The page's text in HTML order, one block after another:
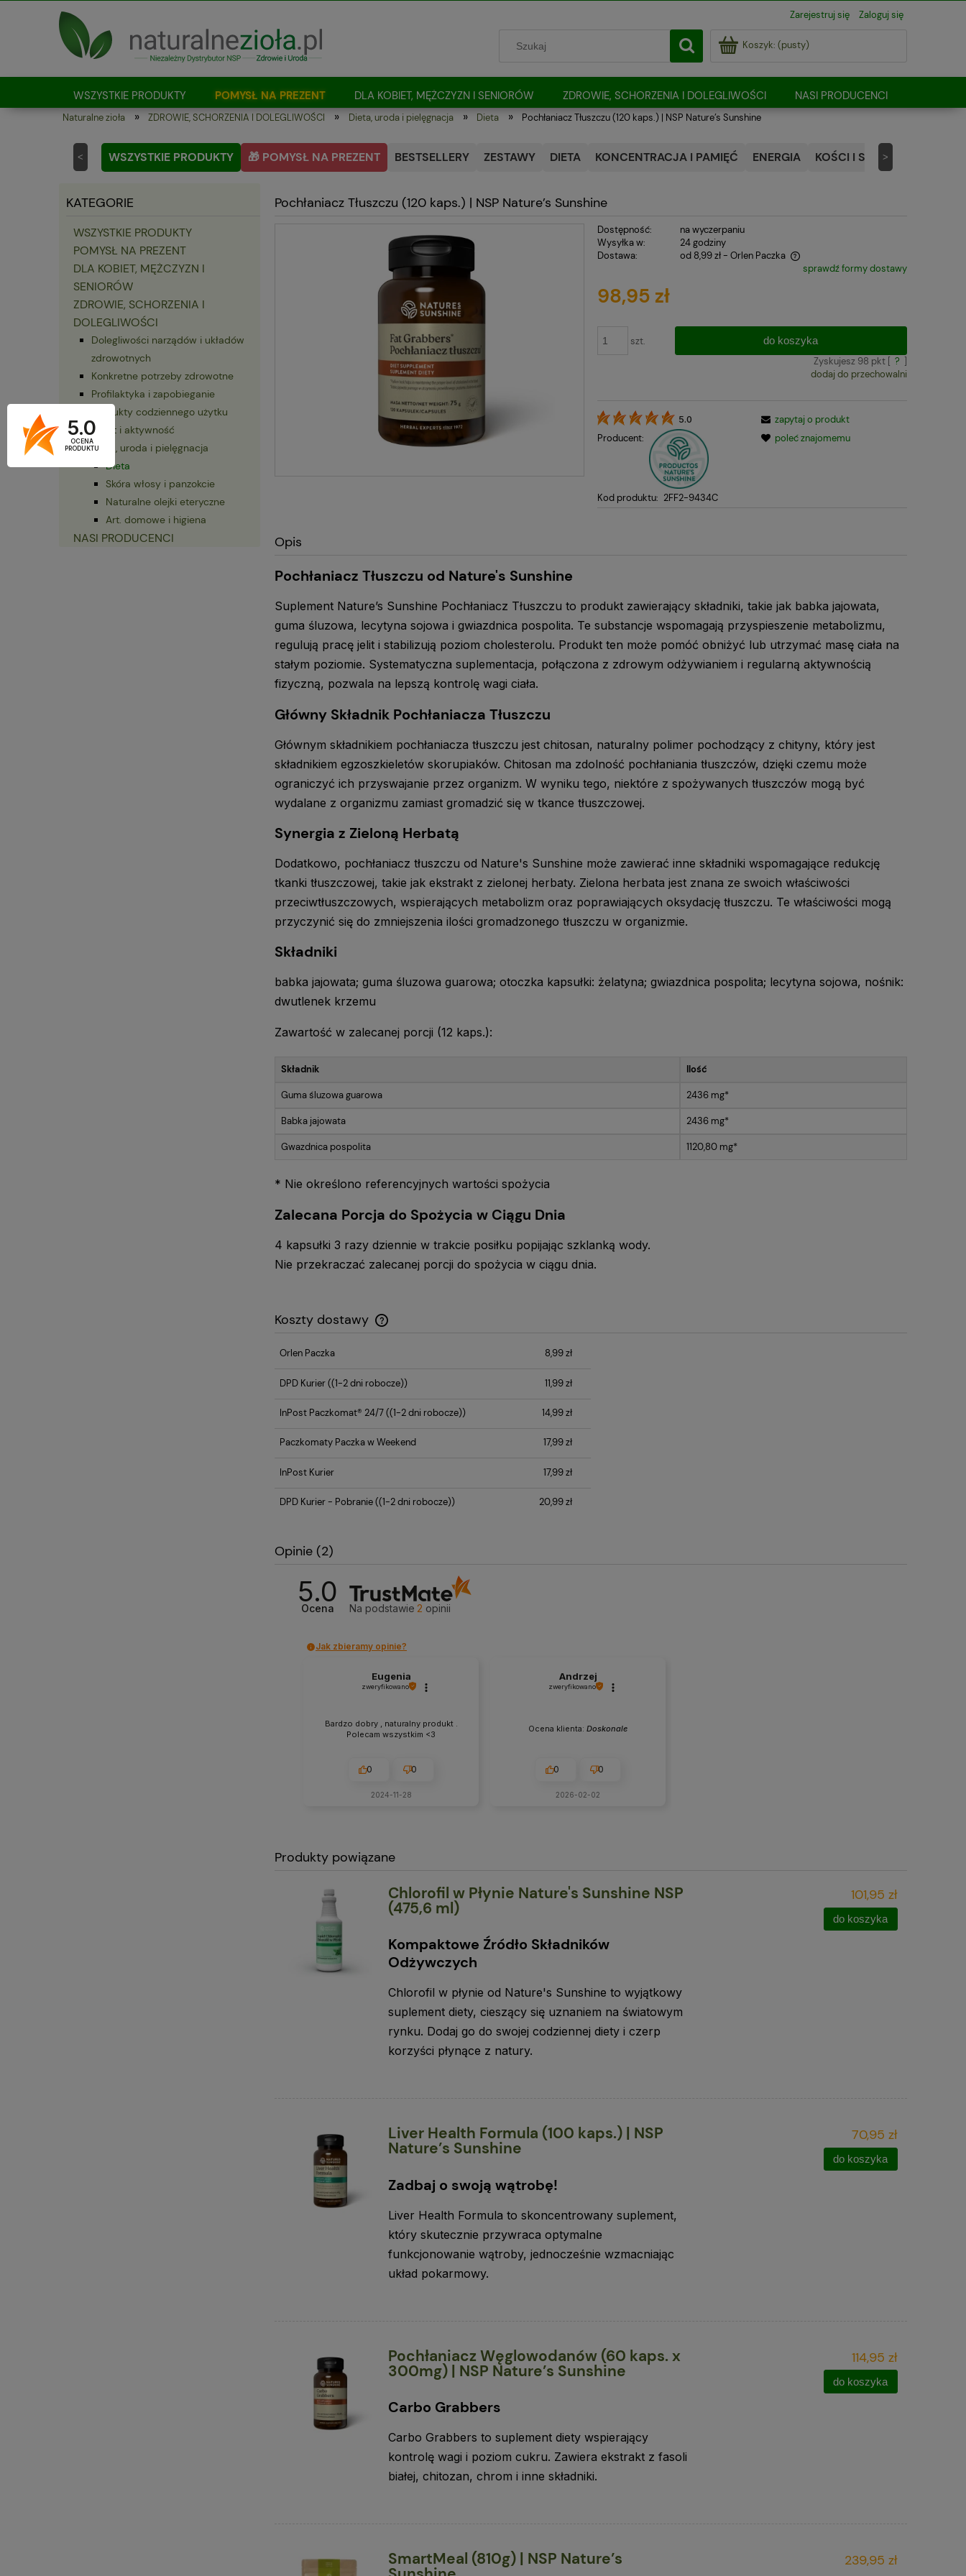
Zarejestruj się Zaloguj się
Koszyk: (pusty)
WSZYSTKIE PRODUKTY POMYSŁ NA PREZENT DLA KOBIET, MĘŻCZYZN I SENIORÓW ZDROWIE, SCHORZENIA I DOLEGLIWOŚCI
NASI PRODUCENCI
Jak kupować?
Naturalne zioła » ZDROWIE, SCHORZENIA I DOLEGLIWOŚCI » Dieta, uroda i pielęgnacja » Dieta » Pochłaniacz Tłuszczu (120 kaps.) | NSP Nature’s Sunshine
WSZYSTKIE PRODUKTY 🎁 POMYSŁ NA PREZENT BESTSELLERY ZESTAWY DIETA KONCENTRACJA I PAMIĘĆ ENERGIA KOŚCI I STAWY
< >
KATEGORIE
WSZYSTKIE PRODUKTY
POMYSŁ NA PREZENT
DLA KOBIET, MĘŻCZYZN I
SENIORÓW
ZDROWIE, SCHORZENIA I
DOLEGLIWOŚCI
Dolegliwości narządów i układów
zdrowotnych
Konkretne potrzeby zdrowotne
Profilaktyka i zapobieganie
Produkty codziennego użytku
Sport i aktywność
Dieta, uroda i pielęgnacja
Dieta
Skóra włosy i panzokcie
Naturalne olejki eteryczne
Art. domowe i higiena
NASI PRODUCENCI
Pochłaniacz Tłuszczu (120 kaps.) | NSP Nature’s Sunshine
Dostępność:
na wyczerpaniu
Wysyłka w:
24 godziny
Dostawa:
od 8,99 zł - Orlen Paczka
Cena nie zawiera ewentualnych kosztów
płatności
sprawdź formy dostawy
98,95 zł
szt.
do koszyka
Zyskujesz 98 pkt [ ? ]
dodaj do przechowalni
5.0
Producent:
Kod produktu: 2FF2-9434C
zapytaj o produkt
poleć znajomemu
Opis
Pochłaniacz Tłuszczu od Nature's Sunshine
Suplement Nature’s Sunshine Pochłaniacz Tłuszczu to produkt zawierający składniki, takie jak babka jajowata,
guma śluzowa, lecytyna sojowa i gwiazdnica pospolita. Te substancje wspomagają przyspieszenie metabolizmu,
regulują pracę jelit i stabilizują poziom cholesterolu. Produkt ten może pomóć obniżyć lub utrzymać masę ciała na
stałym poziomie. Systematyczna suplementacja, połączona z zdrowym odżywianiem i regularną aktywnością
fizyczną, pozwala na lepszą kontrolę wagi ciała.
Główny Składnik Pochłaniacza Tłuszczu
Głównym składnikiem pochłaniacza tłuszczu jest chitosan, naturalny polimer pochodzący z chityny, który jest
składnikiem egzoszkieletów skorupiaków. Chitosan ma zdolność pochłaniania tłuszczów, dzięki czemu może
ograniczyć ich przyswajanie przez organizm. W wyniku tego, niektóre z spożywanych tłuszczów mogą być
wydalane z organizmu zamiast gromadzić się w tkance tłuszczowej.
Synergia z Zieloną Herbatą
Dodatkowo, pochłaniacz tłuszczu od Nature's Sunshine może zawierać inne składniki wspomagające redukcję
tkanki tłuszczowej, takie jak ekstrakt z zielonej herbaty. Zielona herbata jest znana ze swoich właściwości
przeciwtłuszczowych, wspierających metabolizm oraz poprawiających oksydację tłuszczu. Te właściwości mogą
przyczynić się do zmniejszenia ilości gromadzonego tłuszczu w organizmie.
Składniki
babka jajowata; guma śluzowa guarowa; otoczka kapsułki: żelatyna; gwiazdnica pospolita; lecytyna sojowa, nośnik:
dwutlenek krzemu
Zawartość w zalecanej porcji (12 kaps.):
Składnik Ilość
Guma śluzowa guarowa 2436 mg*
Babka jajowata 2436 mg*
Gwazdnica pospolita 1120,80 mg*
* Nie określono referencyjnych wartości spożycia
Zalecana Porcja do Spożycia w Ciągu Dnia
4 kapsułki 3 razy dziennie w trakcie posiłku popijając szklanką wody.
Nie przekraczać zalecanej porcji do spożycia w ciągu dnia.
Koszty dostawy
Cena nie zawiera ewentualnych kosztów
Orlen Paczka 8,99 zł
DPD Kurier((1-2 dni robocze)) 11,99 zł
InPost Paczkomat® 24/7((1-2 dni robocze)) 14,99 zł
Paczkomaty Paczka w Weekend 17,99 zł
InPost Kurier 17,99 zł
DPD Kurier - Pobranie((1-2 dni robocze)) 20,99 zł
Opinie (2)
5.0
Ocena Na podstawie 2 opinii
Jak zbieramy opinie?
Eugenia
zweryfikowano
Bardzo dobry , naturalny produkt .
Polecam wszystkim <3
0 0
2024-11-28
Andrzej
zweryfikowano
Ocena klienta: Doskonale
0 0
2026-02-02
Produkty powiązane
Chlorofil w Płynie Nature's Sunshine NSP
(475,6 ml)
Kompaktowe Źródło Składników
Odżywczych
Chlorofil w płynie od Nature's Sunshine to wyjątkowy
suplement diety, cieszący się uznaniem na światowym
rynku. Dodaj go do swojej codziennej diety i czerp
korzyści płynące z natury.
101,95 zł
do koszyka
Liver Health Formula (100 kaps.) | NSP
Nature’s Sunshine
Zadbaj o swoją wątrobę!
Liver Health Formula to skoncentrowany suplement,
który skutecznie przywraca optymalne
funkcjonowanie wątroby, jednocześnie wzmacniając
układ pokarmowy.
70,95 zł
do koszyka
Pochłaniacz Węglowodanów (60 kaps. x
300mg) | NSP Nature’s Sunshine
Carbo Grabbers
Carbo Grabbers to suplement diety wspierający
kontrolę wagi i poziom cukru. Zawiera ekstrakt z fasoli
białej, chitozan, chrom i inne składniki.
114,95 zł
do koszyka
SmartMeal (810g) | NSP Nature’s 239,95 zł
5.0
OCENA
PRODUKTU